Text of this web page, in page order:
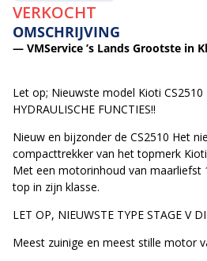
VERKOCHT
OMSCHRIJVING
— VMService ’s Lands Grootste in
Let op; Nieuwste model Kioti CS2510
HYDRAULISCHE FUNCTIES!!
Nieuw en bijzonder de CS2510 Het
compacttrekker van het topmerk
Met een motorinhoud van maarliefst
top in zijn klasse.
LET OP, NIEUWSTE TYPE STAGE V
Meest zuinige en meest stille motor